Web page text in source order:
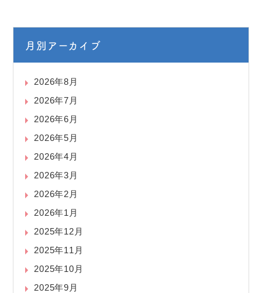
月別アーカイブ
2026年8月
2026年7月
2026年6月
2026年5月
2026年4月
2026年3月
2026年2月
2026年1月
2025年12月
2025年11月
2025年10月
2025年9月